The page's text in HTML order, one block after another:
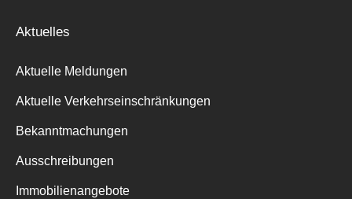
Aktuelles
Aktuelle Meldungen
Aktuelle Verkehrseinschränkungen
Bekanntmachungen
Ausschreibungen
Immobilienangebote